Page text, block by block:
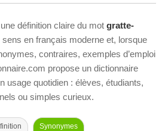
définition claire du mot gratte-
en français moderne et, lorsque
contraires, exemples d’emploi
propose un dictionnaire
usage quotidien : élèves, étudiants,
ou simples curieux.
Synonymes